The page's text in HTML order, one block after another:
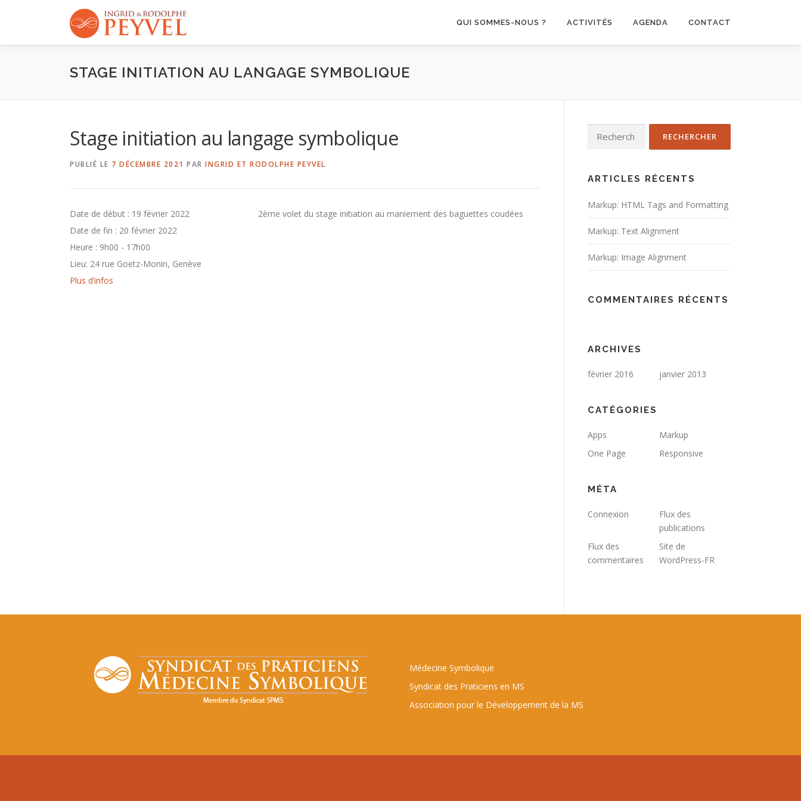
QUI SOMMES-NOUS ? ACTIVITÉS AGENDA CONTACT
STAGE INITIATION AU LANGAGE SYMBOLIQUE
Stage initiation au langage symbolique
PUBLIÉ LE 7 DÉCEMBRE 2021 PAR INGRID ET RODOLPHE PEYVEL
Date de début : 19 février 2022
Date de fin : 20 février 2022
Heure : 9h00 - 17h00
Lieu: 24 rue Goetz-Monin, Genève
Plus d’infos
2ème volet du stage initiation au maniement des baguettes coudées
ARTICLES RÉCENTS
Markup: HTML Tags and Formatting
Markup: Text Alignment
Markup: Image Alignment
COMMENTAIRES RÉCENTS
ARCHIVES
février 2016 janvier 2013
CATÉGORIES
Apps
Markup
One Page
Responsive
MÉTA
Connexion
Flux des
publications
Flux des
commentaires
Site de
WordPress-FR
Médecine Symbolique
Syndicat des Praticiens en MS
Association pour le Développement de la MS